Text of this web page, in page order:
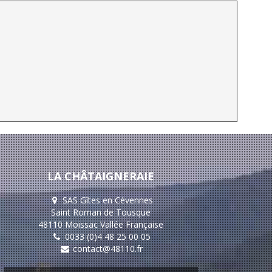
LA CHÂTAIGNERAIE
SAS Gîtes en Cévennes
Saint Roman de Tousque
48110 Moissac Vallée Française
0033 (0)4 48 25 00 05
contact@48110.fr